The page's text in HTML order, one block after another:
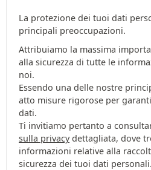
La protezione dei tuoi dati
principali preoccupazioni.
Attribuiamo la massima
alla sicurezza di tutte le
noi.
Essendo una delle nostre
atto misure rigorose per
dati.
Ti invitiamo pertanto a
sulla privacydettagliata, dove
informazioni relative alla
sicurezza dei tuoi dati personali.